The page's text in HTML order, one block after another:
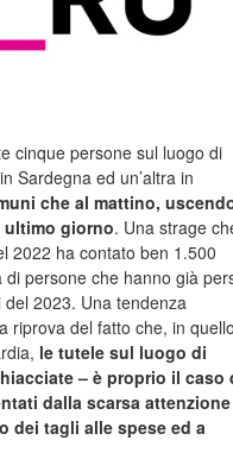
cinque persone sul luogo di
Sardegna ed un’altra in
che al mattino,
ultimo giorno. Una strage
2022 ha contato ben 1.500
persone che hanno già
2023. Una tendenza
riprova del fatto che, in
le tutele sul luogo di
– è proprio il caso
dalla scarsa attenzione
dei tagli alle spese ed a